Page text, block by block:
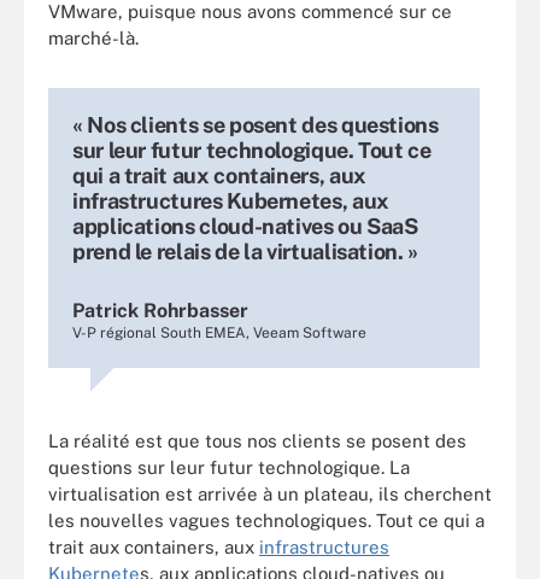
VMware, puisque nous avons commencé sur ce
marché-là.
« Nos clients se posent des questions
sur leur futur technologique. Tout ce
qui a trait aux containers, aux
infrastructures Kubernetes, aux
applications cloud-natives ou SaaS
prend le relais de la virtualisation. »
Patrick Rohrbasser
V-P régional South EMEA, Veeam Software
La réalité est que tous nos clients se posent des
questions sur leur futur technologique. La
virtualisation est arrivée à un plateau, ils cherchent
les nouvelles vagues technologiques. Tout ce qui a
trait aux containers, aux infrastructures
Kubernetes, aux applications cloud-natives ou